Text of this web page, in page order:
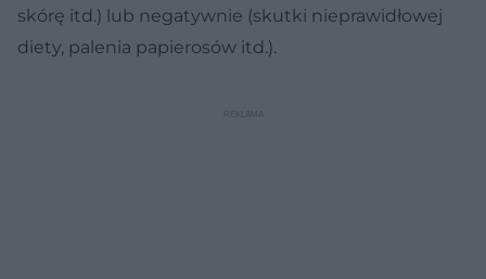
skórę itd.) lub negatywnie (skutki nieprawidłowej
diety, palenia papierosów itd.).